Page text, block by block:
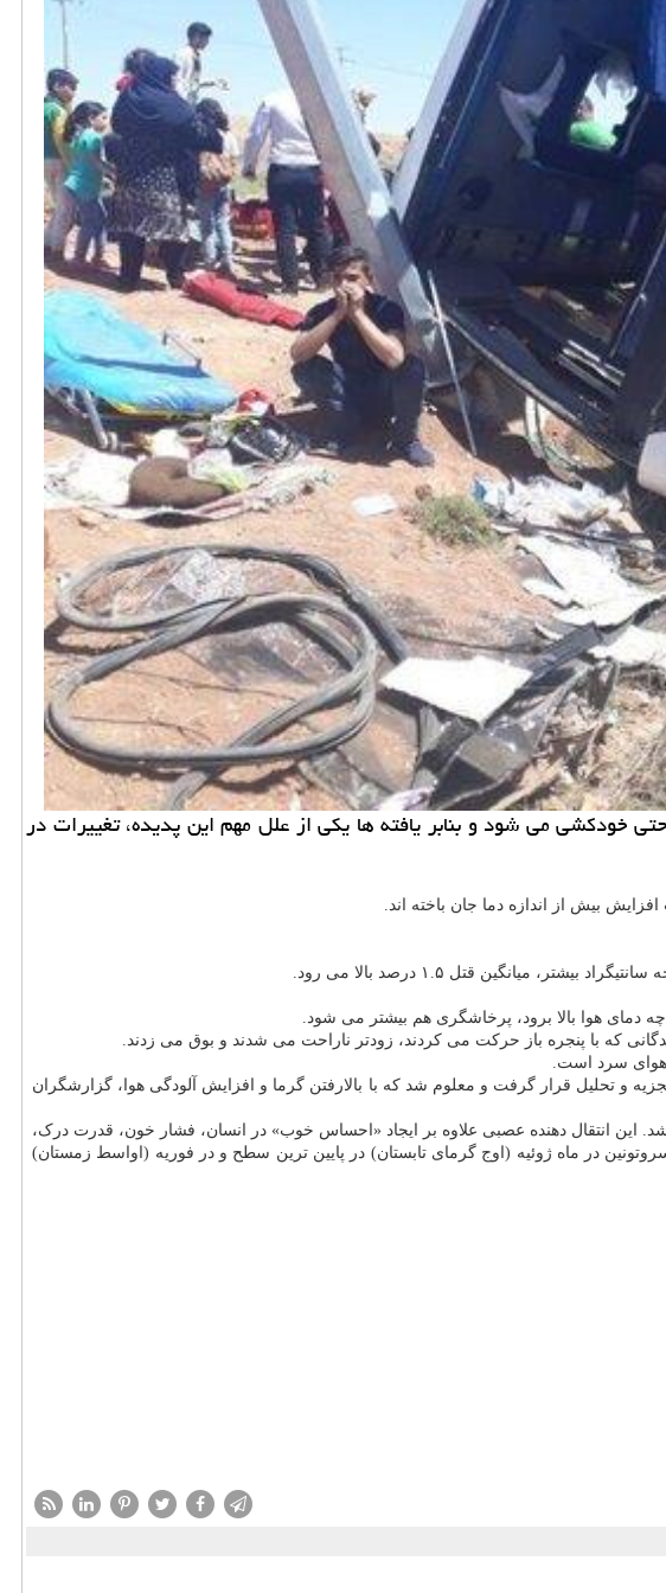
خودكشی می شود و بنابر یافته ها یكی از علل مهم این پدیده، تغییرات در
میانگین قتل ۱.۵ درصد بالا می رود.
که با پنجره باز حرکت می کردند، زودتر ناراحت می شدند و بوق می زدند.
بازی های المپیک پکن در سال ۲۰۰۸ زبان گزارشگران آمریکایی مورد تجزیه و تحلیل قرار گرفت و معلوم شد که با بالارفتن گرما و افزایش آلودگی هوا، گزارشگران
این انتقال دهنده عصبی علاوه بر ایجاد «احساس خوب» در انسان، فشار خون، قدرت درک،
در ماه ژوئیه (اوج گرمای تابستان) در پایین ترین سطح و در فوریه (اواسط زمستان)